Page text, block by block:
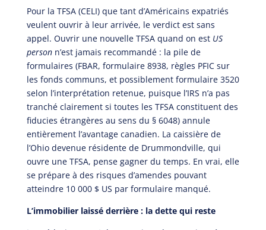
Pour la TFSA (CELI) que tant d’Américains expatriés
veulent ouvrir à leur arrivée, le verdict est sans
appel. Ouvrir une nouvelle TFSA quand on est US
personn’est jamais recommandé : la pile de
formulaires (FBAR, formulaire 8938, règles PFIC sur
les fonds communs, et possiblement formulaire 3520
selon l’interprétation retenue, puisque l’IRS n’a pas
tranché clairement si toutes les TFSA constituent des
fiducies étrangères au sens du § 6048) annule
entièrement l’avantage canadien. La caissière de
l’Ohio devenue résidente de Drummondville, qui
ouvre une TFSA, pense gagner du temps. En vrai, elle
se prépare à des risques d’amendes pouvant
atteindre 10 000 $ US par formulaire manqué.
L’immobilier laissé derrière : la dette qui reste